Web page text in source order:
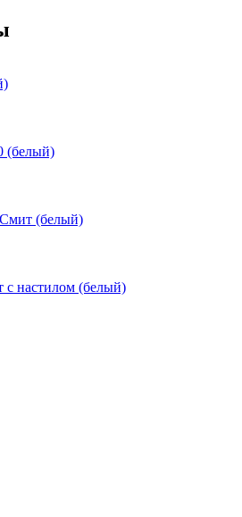
(белый)
(белый)
с настилом (белый)